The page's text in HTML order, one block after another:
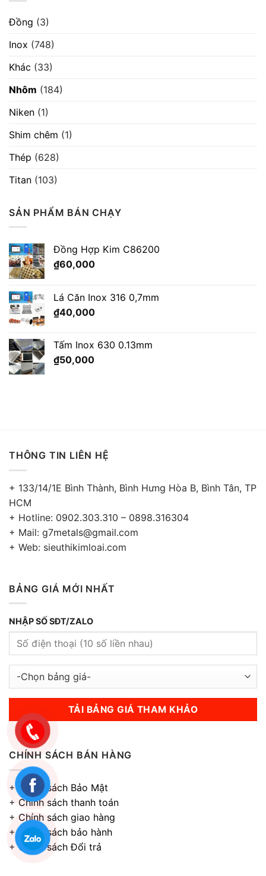
Đồng (3)
Inox (748)
Khác (33)
Nhôm (184)
Niken (1)
Shim chêm (1)
Thép (628)
Titan (103)
SẢN PHẨM BÁN CHẠY
Đồng Hợp Kim C86200
₫60,000
Lá Căn Inox 316 0,7mm
₫40,000
Tấm Inox 630 0.13mm
₫50,000
THÔNG TIN LIÊN HỆ
+ 133/14/1E Bình Thành, Bình Hưng Hòa B, Bình Tân, TP
HCM
+ Hotline: 0902.303.310 – 0898.316304
+ Mail: g7metals@gmail.com
+ Web: sieuthikimloai.com
BẢNG GIÁ MỚI NHẤT
NHẬP SỐ SĐT/ZALO
CHÍNH SÁCH BÁN HÀNG
+ Chính sách Bảo Mật
+ Chính sách thanh toán
+ Chính sách giao hàng
+ Chính sách bảo hành
+Chính sách Đổi trả